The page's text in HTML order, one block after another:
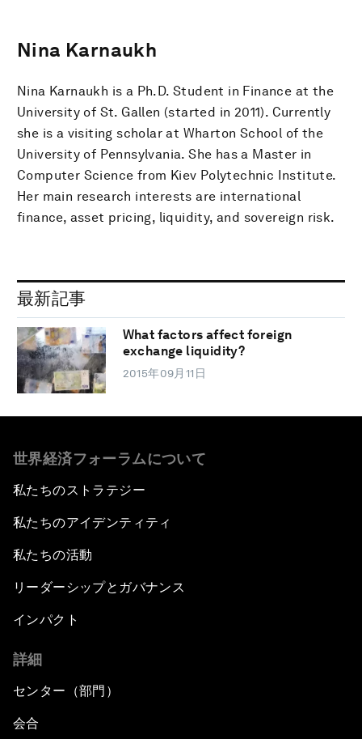
Nina Karnaukh
Nina Karnaukh is a Ph.D. Student in Finance at the
University of St. Gallen (started in 2011). Currently
she is a visiting scholar at Wharton School of the
University of Pennsylvania. She has a Master in
Computer Science from Kiev Polytechnic Institute.
Her main research interests are international
finance, asset pricing, liquidity, and sovereign risk.
最新記事
What factors affect foreign
exchange liquidity?
2015年09月11日
世界経済フォーラムについて
私たちのストラテジー
私たちのアイデンティティ
私たちの活動
リーダーシップとガバナンス
インパクト
詳細
センター（部門）
会合